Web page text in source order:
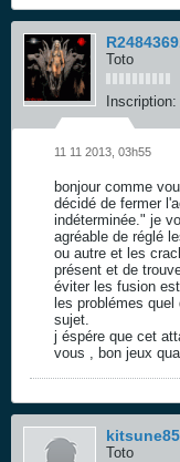
Toto
Inscription:
11 11 2013, 03h55
bonjour comme
décidé de fermer
indéterminée." je
agréable de réglé
ou autre et les
présent et de
éviter les fusion
les problémes
sujet.
j éspére que cet
vous , bon jeux
kitsune85
Toto